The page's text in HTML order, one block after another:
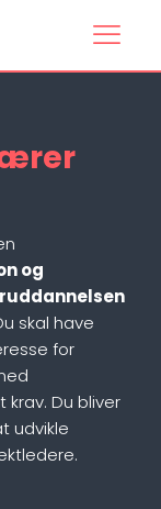
og
skal have
for
krav. Du bliver
udvikle